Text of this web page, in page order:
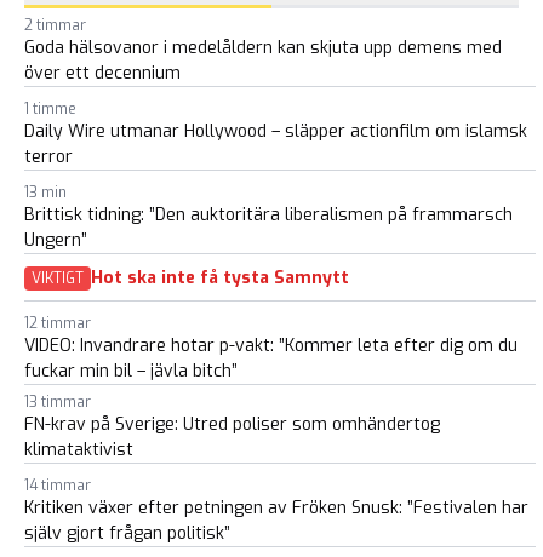
2 timmar
Goda hälsovanor i medelåldern kan skjuta upp demens med
över ett decennium
1 timme
Daily Wire utmanar Hollywood – släpper actionfilm om islamsk
terror
13 min
Brittisk tidning: ”Den auktoritära liberalismen på frammarsch
Ungern”
VIKTIGT Hot ska inte få tysta Samnytt
12 timmar
VIDEO: Invandrare hotar p-vakt: ”Kommer leta efter dig om du
fuckar min bil – jävla bitch”
13 timmar
FN-krav på Sverige: Utred poliser som omhändertog
klimataktivist
14 timmar
Kritiken växer efter petningen av Fröken Snusk: ”Festivalen har
själv gjort frågan politisk”